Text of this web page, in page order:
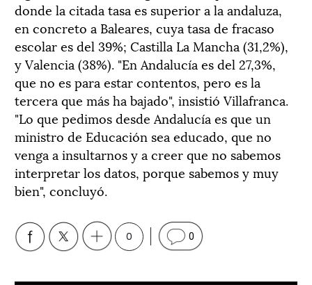
donde la citada tasa es superior a la andaluza,
en concreto a Baleares, cuya tasa de fracaso
escolar es del 39%; Castilla La Mancha (31,2%),
y Valencia (38%). "En Andalucía es del 27,3%,
que no es para estar contentos, pero es la
tercera que más ha bajado", insistió Villafranca.
"Lo que pedimos desde Andalucía es que un
ministro de Educación sea educado, que no
venga a insultarnos y a creer que no sabemos
interpretar los datos, porque sabemos y muy
bien", concluyó.
0 0